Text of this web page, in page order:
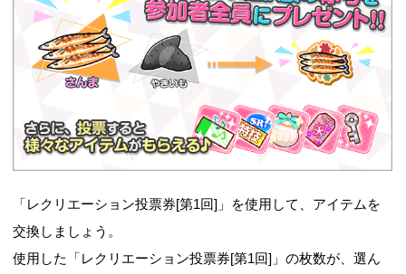
「レクリエーション投票券[第1回]」を使用して、アイテムを
交換しましょう。
使用した「レクリエーション投票券[第1回]」の枚数が、選ん